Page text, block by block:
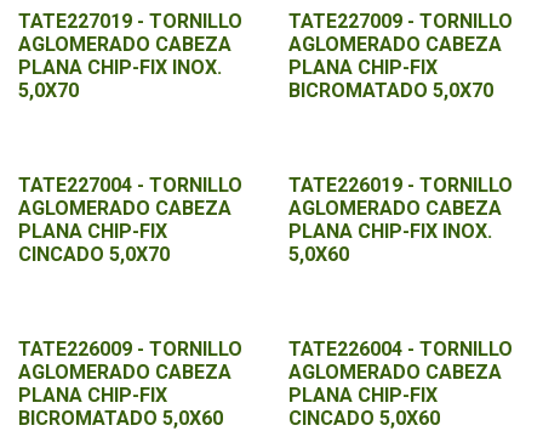
TATE227019 - TORNILLO
AGLOMERADO CABEZA
PLANA CHIP-FIX INOX.
5,0X70
TATE227009 - TORNILLO
AGLOMERADO CABEZA
PLANA CHIP-FIX
BICROMATADO 5,0X70
TATE227004 - TORNILLO
AGLOMERADO CABEZA
PLANA CHIP-FIX
CINCADO 5,0X70
TATE226019 - TORNILLO
AGLOMERADO CABEZA
PLANA CHIP-FIX INOX.
5,0X60
TATE226009 - TORNILLO
AGLOMERADO CABEZA
PLANA CHIP-FIX
BICROMATADO 5,0X60
TATE226004 - TORNILLO
AGLOMERADO CABEZA
PLANA CHIP-FIX
CINCADO 5,0X60